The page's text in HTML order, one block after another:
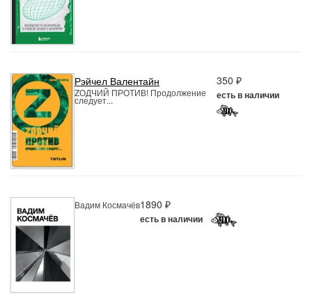
Рэйчел Валентайн
ZОДЧИЙ ПРОТИВ! Продолжение
следует...
350 ₽
есть в наличии
Вадим Космачёв1890 ₽
есть в наличии